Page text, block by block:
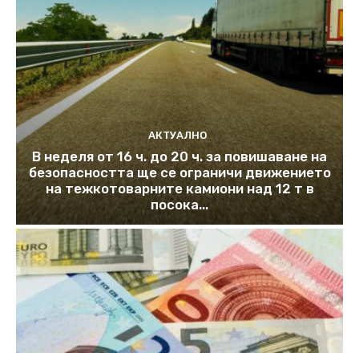
АКТУАЛНО
В неделя от 16 ч. до 20 ч. за повишаване на
безопасността ще се ограничи движението
на тежкотоварните камиони над 12 т в
посока...